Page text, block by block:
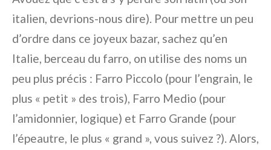
italien, devrions-nous dire). Pour mettre un peu
d’ordre dans ce joyeux bazar, sachez qu’en
Italie, berceau du farro, on utilise des noms un
peu plus précis : Farro Piccolo (pour l’engrain, le
plus « petit » des trois), Farro Medio (pour
l’amidonnier, logique) et Farro Grande (pour
l’épeautre, le plus « grand », vous suivez ?). Alors,